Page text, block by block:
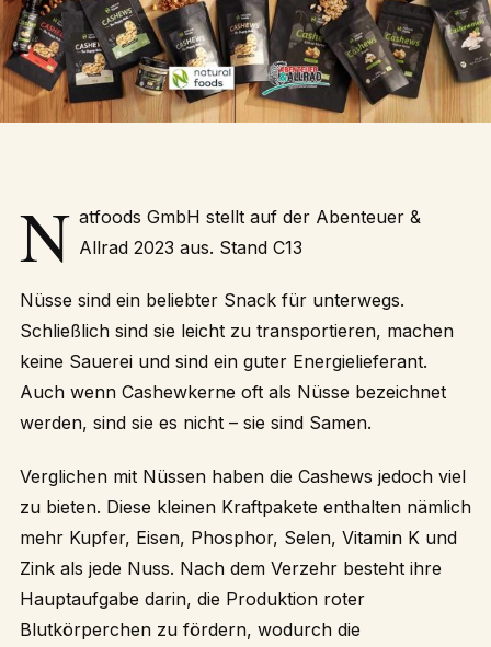
N atfoods GmbH stellt auf der Abenteuer &
Allrad 2023 aus. Stand C13
Nüsse sind ein beliebter Snack für unterwegs.
Schließlich sind sie leicht zu transportieren, machen
keine Sauerei und sind ein guter Energielieferant.
Auch wenn Cashewkerne oft als Nüsse bezeichnet
werden, sind sie es nicht – sie sind Samen.
Verglichen mit Nüssen haben die Cashews jedoch viel
zu bieten. Diese kleinen Kraftpakete enthalten nämlich
mehr Kupfer, Eisen, Phosphor, Selen, Vitamin K und
Zink als jede Nuss. Nach dem Verzehr besteht ihre
Hauptaufgabe darin, die Produktion roter
Blutkörperchen zu fördern, wodurch die